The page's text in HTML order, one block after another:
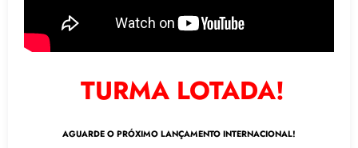
TURMA LOTADA!
AGUARDE O PRÓXIMO LANÇAMENTO INTERNACIONAL!